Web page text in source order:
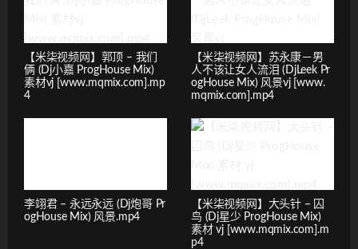
【米柒视频网】郭顶 – 我们
俩 (Dj小嘉 ProgHouse Mix)
素材vj [www.mqmix.com].mp
4
【米柒视频网】苏永康－男
人不该让女人流泪 (DjLeek Pr
ogHouse Mix) 风景vj [www.
mqmix.com].mp4
李翊君 – 永远永远 (Dj炮哥 Pr
ogHouse Mix) 风景.mp4
【米柒视频网】大头针 – 囚
鸟 (Dj星少 ProgHouse Mix)
素材 vj [www.mqmix.com].m
p4